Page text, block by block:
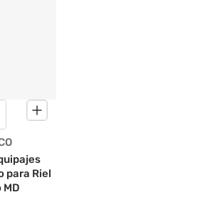
para Riel